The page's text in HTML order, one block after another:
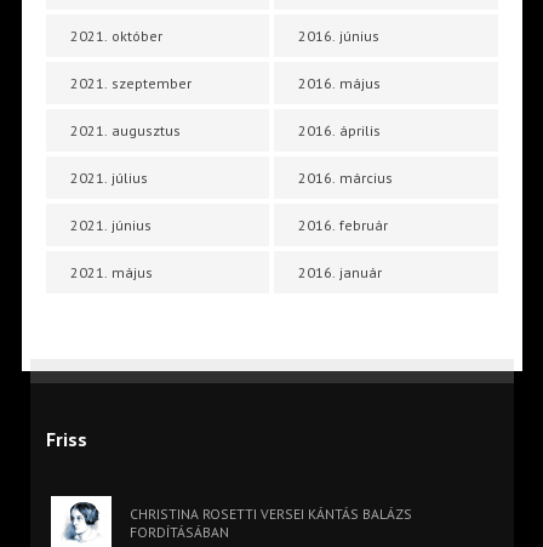
2021. október
2021. szeptember
2021. augusztus
2021. július
2021. június
2021. május
2016. június
2016. május
2016. április
2016. március
2016. február
2016. január
Friss
CHRISTINA ROSETTI VERSEI KÁNTÁS BALÁZS
FORDÍTÁSÁBAN